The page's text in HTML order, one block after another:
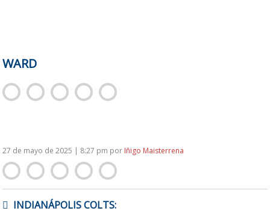
WARD
27 de mayo de 2025 | 8:27 pm por Iñigo Maisterrena
NAVEGACIÓN
DEINDIANÁPOLIS COLTS: